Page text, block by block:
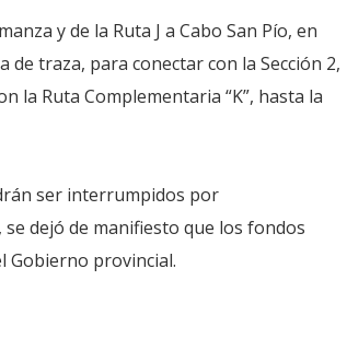
y de la Ruta J a Cabo San Pío, en
traza, para conectar con la Sección 2,
la Ruta Complementaria “K”, hasta la
ser interrumpidos por
dejó de manifiesto que los fondos
Gobierno provincial.